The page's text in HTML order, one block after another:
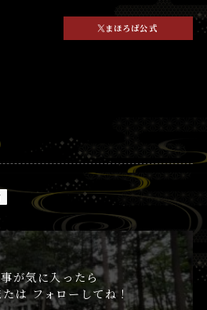
まほろば公式
が気に入ったら
は フォローしてね！